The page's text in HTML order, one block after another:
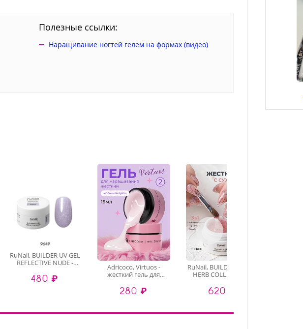
Полезные ссылки:
Наращивание ногтей гелем на формах (видео)
RuNail, BUILDER UV GEL
REFLECTIVE NUDE -
гель
светоотражающий
480 ₽
Adricoco, Virtuos -
жесткий гель для
укрепления №2, 15 мл
280 ₽
RuNail, BUILDER UV GEL
HERB COLLECTION -
гель с сухоцветами
№9979, 15 гр
620 ₽